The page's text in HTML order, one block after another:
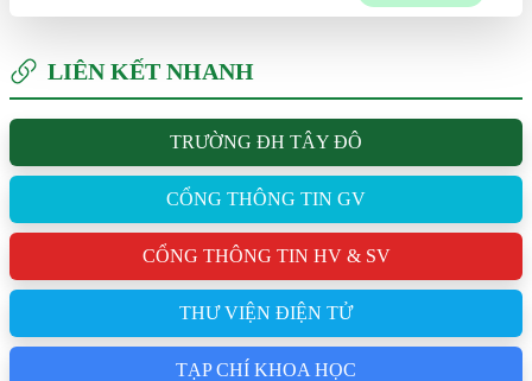
LIÊN KẾT NHANH
TRƯỜNG ĐH TÂY ĐÔ
CỔNG THÔNG TIN GV
CỔNG THÔNG TIN HV & SV
THƯ VIỆN ĐIỆN TỬ
TẠP CHÍ KHOA HỌC